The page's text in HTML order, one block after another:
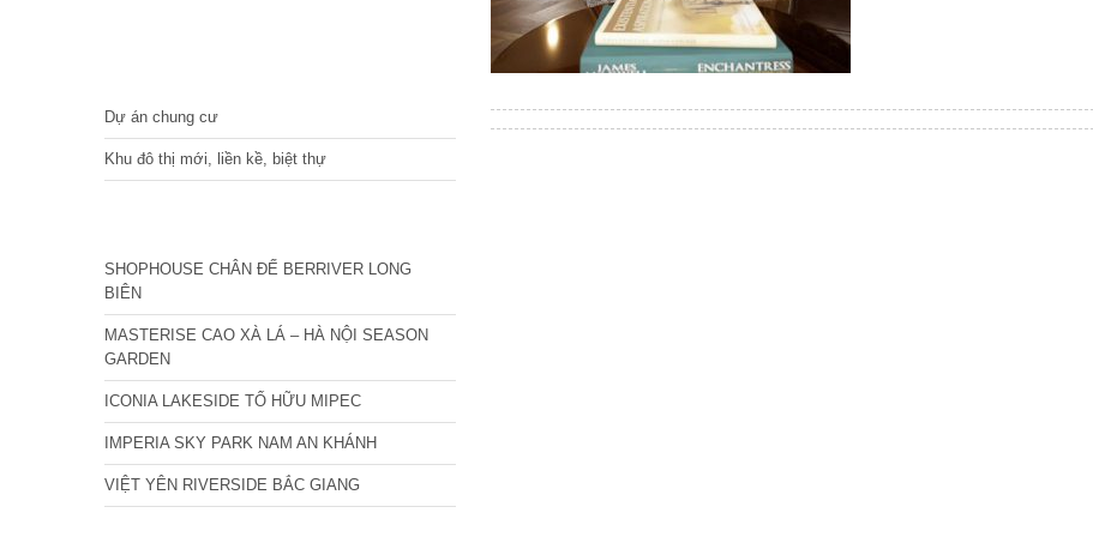
Dự án chung cư
Khu đô thị mới, liền kề, biệt thự
SHOPHOUSE CHÂN ĐẾ BERRIVER LONG
BIÊN
MASTERISE CAO XÀ LÁ – HÀ NỘI SEASON
GARDEN
ICONIA LAKESIDE TỐ HỮU MIPEC
IMPERIA SKY PARK NAM AN KHÁNH
VIỆT YÊN RIVERSIDE BẮC GIANG